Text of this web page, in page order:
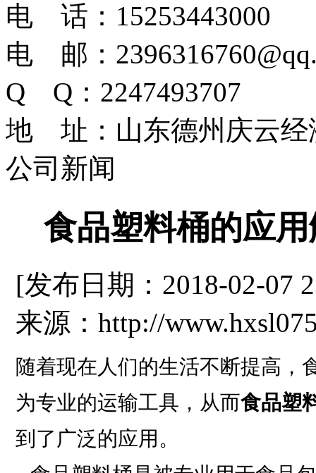
电 话：15253443000
电 邮：
Q Q：2247493707
地 址：山东德州庆云经
公司新闻
食品塑料桶的应
[发布日期：2018-02-07
来源：http://
随着现在人们的生活不断提高，
为专业的运输工具，从而食品塑
到了广泛的应用。